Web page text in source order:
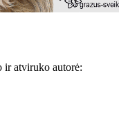
ir atviruko autorė: